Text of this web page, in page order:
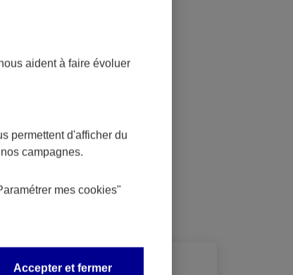
aident à faire évoluer
permettent d'afficher du
campagnes.
mes cookies"
Accepter et fermer